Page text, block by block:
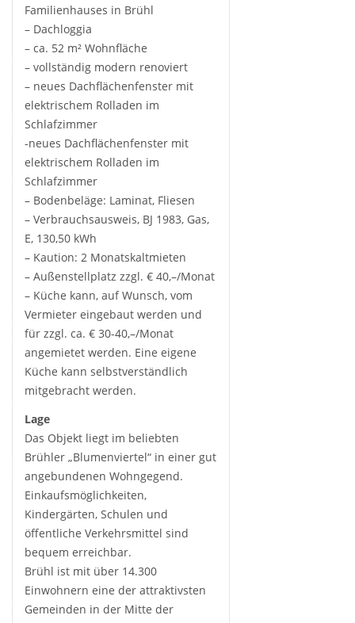
Familienhauses in Brühl
– Dachloggia
– ca. 52 m² Wohnfläche
– vollständig modern renoviert
– neues Dachflächenfenster mit
elektrischem Rolladen im
Schlafzimmer
-neues Dachflächenfenster mit
elektrischem Rolladen im
Schlafzimmer
– Bodenbeläge: Laminat, Fliesen
– Verbrauchsausweis, BJ 1983, Gas,
E, 130,50 kWh
– Kaution: 2 Monatskaltmieten
– Außenstellplatz zzgl. € 40,–/Monat
– Küche kann, auf Wunsch, vom
Vermieter eingebaut werden und
für zzgl. ca. € 30-40,–/Monat
angemietet werden. Eine eigene
Küche kann selbstverständlich
mitgebracht werden.
Lage
Das Objekt liegt im beliebten
Brühler „Blumenviertel“ in einer gut
angebundenen Wohngegend.
Einkaufsmöglichkeiten,
Kindergärten, Schulen und
öffentliche Verkehrsmittel sind
bequem erreichbar.
Brühl ist mit über 14.300
Einwohnern eine der attraktivsten
Gemeinden in der Mitte der